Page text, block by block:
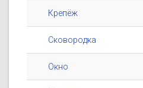
Крепёж
Сковородка
Окно